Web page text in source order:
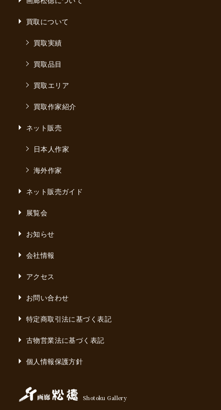
買取について
買取実績
買取品目
買取エリア
買取作家紹介
ネット販売
日本人作家
海外作家
ネット販売ガイド
展覧会
お知らせ
会社情報
アクセス
お問い合わせ
特定商取引法に基づく表記
古物営業法に基づく表記
個人情報保護方針
Shotoku Gallery